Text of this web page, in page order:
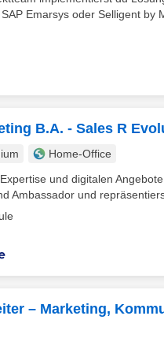
Emarsys oder Selligent by
B.A. - Sales R
Home-Office
und digitalen
Ambassador und
– Marketing,